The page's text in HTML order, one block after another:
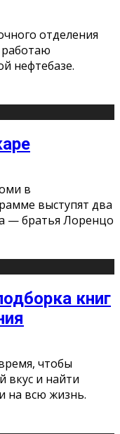
отделения
работаю
нефтебазе.
в
выступят два
— братья Лоренцо
книг
чтобы
вкус и найти
на всю жизнь.